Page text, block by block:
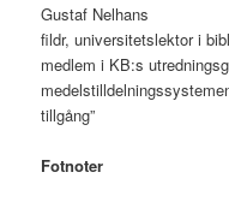
Gustaf Nelhans
fildr, universitetslektor i
medlem i KB:s
tillgång”
Fotnoter